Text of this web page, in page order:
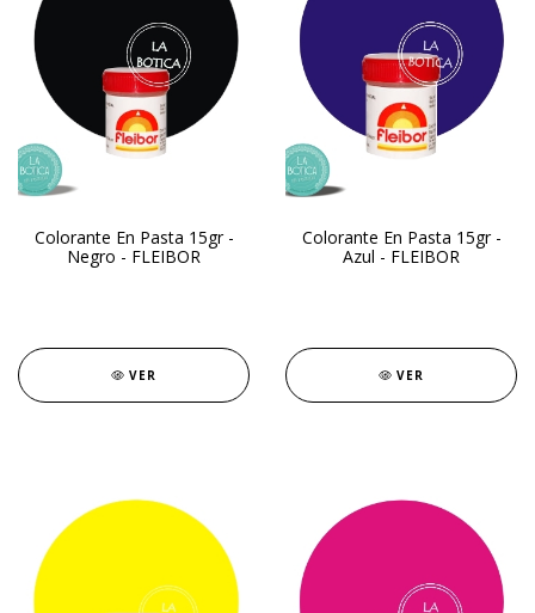
Colorante En Pasta 15gr -
Negro - FLEIBOR
VER
Colorante En Pasta 15gr -
Azul - FLEIBOR
VER